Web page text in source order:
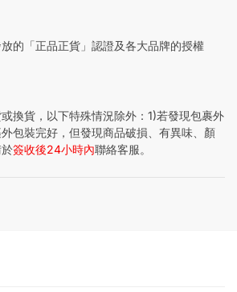
的「正品正貨」認證及各大品牌的授權
換貨，以下特殊情況除外：1)若發現包裹外
包裝完好，但發現商品破損、有異味、顏
簽收後24小時內聯絡客服。